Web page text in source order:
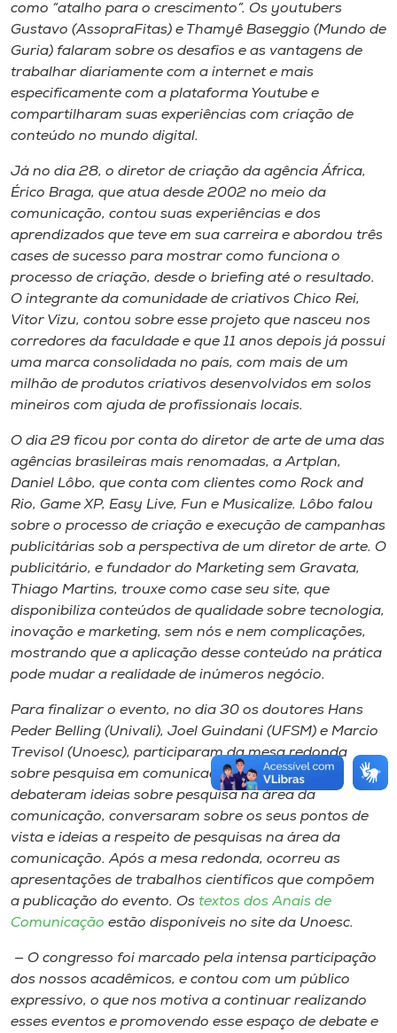
como “atalho para o crescimento”. Os youtubers
Gustavo (AssopraFitas) e Thamyê Baseggio (Mundo de
Guria) falaram sobre os desafios e as vantagens de
trabalhar diariamente com a internet e mais
especificamente com a plataforma Youtube e
compartilharam suas experiências com criação de
conteúdo no mundo digital.
Já no dia 28, o diretor de criação da agência África,
Érico Braga, que atua desde 2002 no meio da
comunicação, contou suas experiências e dos
aprendizados que teve em sua carreira e abordou três
cases de sucesso para mostrar como funciona o
processo de criação, desde o briefing até o resultado.
O integrante da comunidade de criativos Chico Rei,
Vitor Vizu, contou sobre esse projeto que nasceu nos
corredores da faculdade e que 11 anos depois já possui
uma marca consolidada no país, com mais de um
milhão de produtos criativos desenvolvidos em solos
mineiros com ajuda de profissionais locais.
O dia 29 ficou por conta do diretor de arte de uma das
agências brasileiras mais renomadas, a Artplan,
Daniel Lôbo, que conta com clientes como Rock and
Rio, Game XP, Easy Live, Fun e Musicalize. Lôbo falou
sobre o processo de criação e execução de campanhas
publicitárias sob a perspectiva de um diretor de arte. O
publicitário, e fundador do Marketing sem Gravata,
Thiago Martins, trouxe como case seu site, que
disponibiliza conteúdos de qualidade sobre tecnologia,
inovação e marketing, sem nós e nem complicações,
mostrando que a aplicação desse conteúdo na prática
pode mudar a realidade de inúmeros negócio.
Para finalizar o evento, no dia 30 os doutores Hans
Peder Belling (Univali), Joel Guindani (UFSM) e Marcio
Trevisol (Unoesc), participaram da mesa redonda
sobre pesquisa em comunicação. Os professores
debateram ideias sobre pesquisa na área da
comunicação, conversaram sobre os seus pontos de
vista e ideias a respeito de pesquisas na área da
comunicação. Após a mesa redonda, ocorreu as
apresentações de trabalhos científicos que compõem
a publicação do evento. Os textos dos Anais de
Comunicação estão disponíveis no site da Unoesc.
— O congresso foi marcado pela intensa participação
dos nossos acadêmicos, e contou com um público
expressivo, o que nos motiva a continuar realizando
esses eventos e promovendo esse espaço de debate e